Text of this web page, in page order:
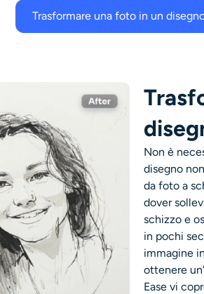
Trasformare una foto in un
Non è
disegno
da foto a
dover
schizzo e
in pochi
immagine
ottenere
Ease vi